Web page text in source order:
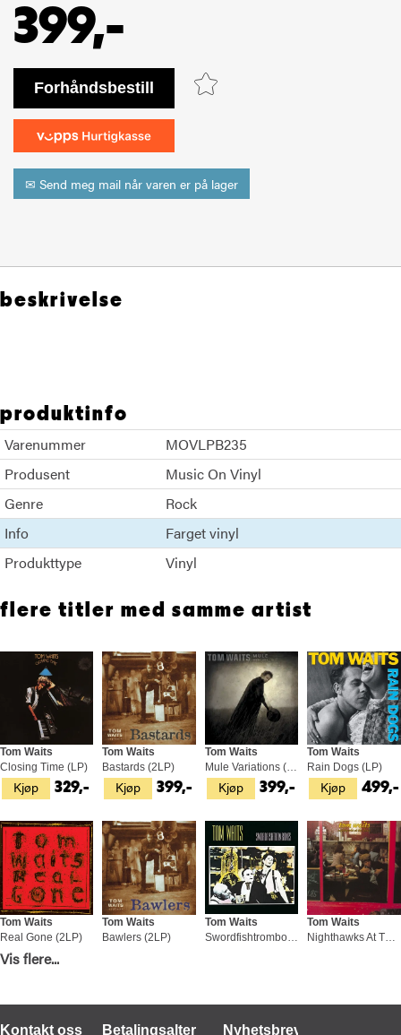
399,-
bestill
✉ Send meg mail når varen er på lager
beskrivelse
produktinfo
Varenummer
MOVLPB235
Produsent
Music On Vinyl
Genre
Rock
Info
Farget vinyl
Produkttype
Vinyl
flere titler med samme artist
Kjøp
Tom Waits
Closing Time (LP)
329,- Kjøp
Tom Waits
Bastards (2LP)
399,- Kjøp
Tom Waits
Mule Variations (2LP)
399,- Kjøp
Tom Waits
Rain Dogs (LP)
499,-
Kjøp
Tom Waits
Real Gone (2LP)
399,-
Tom Waits
Bawlers (2LP)
Tom Waits
Swordfishtrombones (CD)
Tom Waits
Vis flere...
Kontakt oss BetalingsalternativerNyhetsbrev